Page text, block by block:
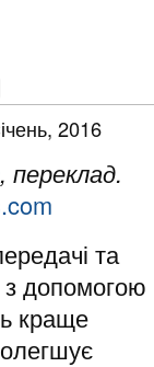
2016
, переклад.
та
з допомогою
краще